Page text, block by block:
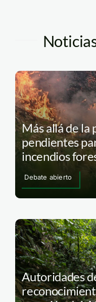
Más allá de la
pendientes
incendios
Debate abierto
Autoridades